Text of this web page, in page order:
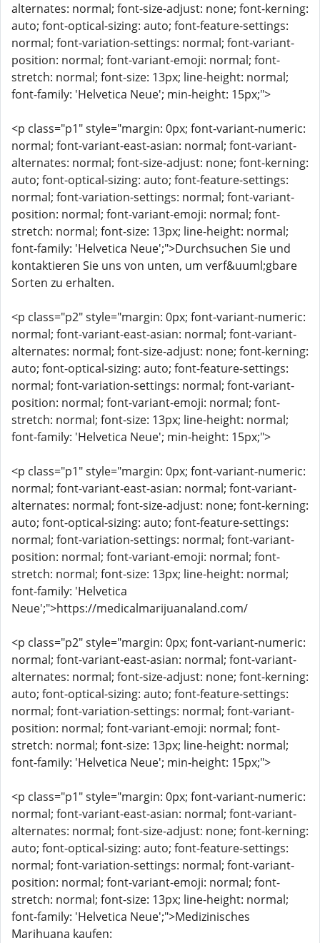
alternates: normal; font-size-adjust: none; font-kerning:
auto; font-optical-sizing: auto; font-feature-settings:
normal; font-variation-settings: normal; font-variant-
position: normal; font-variant-emoji: normal; font-
stretch: normal; font-size: 13px; line-height: normal;
font-family: 'Helvetica Neue'; min-height: 15px;">
<p class="p1" style="margin: 0px; font-variant-numeric:
normal; font-variant-east-asian: normal; font-variant-
alternates: normal; font-size-adjust: none; font-kerning:
auto; font-optical-sizing: auto; font-feature-settings:
normal; font-variation-settings: normal; font-variant-
position: normal; font-variant-emoji: normal; font-
stretch: normal; font-size: 13px; line-height: normal;
font-family: 'Helvetica Neue';">Durchsuchen Sie und
kontaktieren Sie uns von unten, um verf&uuml;gbare
Sorten zu erhalten.
<p class="p2" style="margin: 0px; font-variant-numeric:
normal; font-variant-east-asian: normal; font-variant-
alternates: normal; font-size-adjust: none; font-kerning:
auto; font-optical-sizing: auto; font-feature-settings:
normal; font-variation-settings: normal; font-variant-
position: normal; font-variant-emoji: normal; font-
stretch: normal; font-size: 13px; line-height: normal;
font-family: 'Helvetica Neue'; min-height: 15px;">
<p class="p1" style="margin: 0px; font-variant-numeric:
normal; font-variant-east-asian: normal; font-variant-
alternates: normal; font-size-adjust: none; font-kerning:
auto; font-optical-sizing: auto; font-feature-settings:
normal; font-variation-settings: normal; font-variant-
position: normal; font-variant-emoji: normal; font-
stretch: normal; font-size: 13px; line-height: normal;
font-family: 'Helvetica
Neue';">https://medicalmarijuanaland.com/
<p class="p2" style="margin: 0px; font-variant-numeric:
normal; font-variant-east-asian: normal; font-variant-
alternates: normal; font-size-adjust: none; font-kerning:
auto; font-optical-sizing: auto; font-feature-settings:
normal; font-variation-settings: normal; font-variant-
position: normal; font-variant-emoji: normal; font-
stretch: normal; font-size: 13px; line-height: normal;
font-family: 'Helvetica Neue'; min-height: 15px;">
<p class="p1" style="margin: 0px; font-variant-numeric:
normal; font-variant-east-asian: normal; font-variant-
alternates: normal; font-size-adjust: none; font-kerning:
auto; font-optical-sizing: auto; font-feature-settings:
normal; font-variation-settings: normal; font-variant-
position: normal; font-variant-emoji: normal; font-
stretch: normal; font-size: 13px; line-height: normal;
font-family: 'Helvetica Neue';">Medizinisches
Marihuana kaufen: